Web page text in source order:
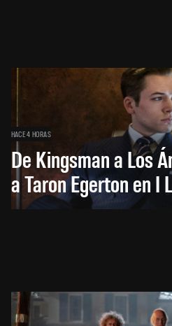
HACE 4 HORAS
De Kingsman a Los
a Taron Egerton en I